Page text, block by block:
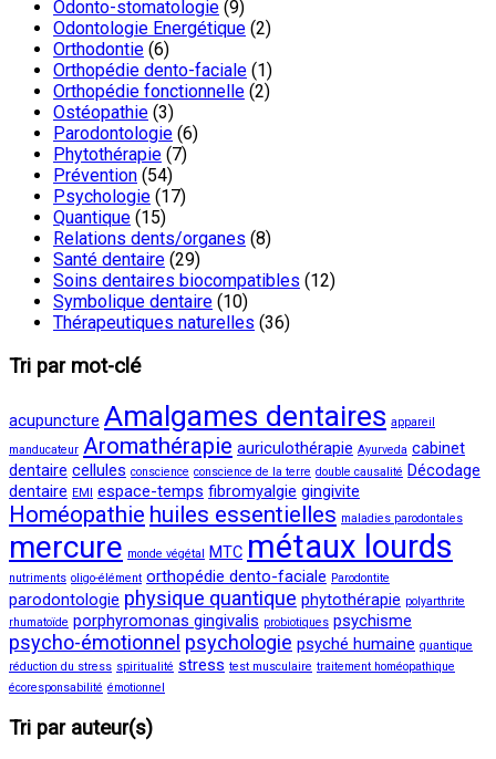
Odonto-stomatologie (9)
Odontologie Energétique (2)
Orthodontie (6)
Orthopédie dento-faciale (1)
Orthopédie fonctionnelle (2)
Ostéopathie (3)
Parodontologie (6)
Phytothérapie (7)
Prévention (54)
Psychologie (17)
Quantique (15)
Relations dents/organes (8)
Santé dentaire (29)
Soins dentaires biocompatibles (12)
Symbolique dentaire (10)
Thérapeutiques naturelles (36)
Tri par mot-clé
acupuncture Amalgames dentaires appareil
manducateur Aromathérapie auriculothérapie Ayurveda cabinet
dentaire cellules conscience conscience de la terre double causalité Décodage
dentaire EMI espace-temps fibromyalgie gingivite
Homéopathie huiles essentielles maladies parodontales
mercure monde végétal MTC métaux lourds
nutriments oligo-élément orthopédie dento-faciale Parodontite
parodontologie physique quantique phytothérapie polyarthrite
rhumatoïde porphyromonas gingivalis probiotiques psychisme
psycho-émotionnel psychologie psyché humaine quantique
réduction du stress spiritualité stress test musculaire traitement homéopathique
écoresponsabilité émotionnel
Tri par auteur(s)